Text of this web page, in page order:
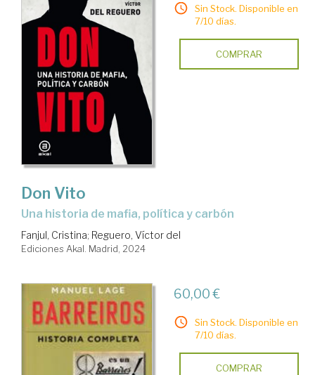
Sin Stock. Disponible en
7/10 días.
COMPRAR
Don Vito
Una historia de mafia, política y carbón
Fanjul, Cristina; Reguero, Víctor del
Ediciones Akal. Madrid, 2024
60,00 €
Sin Stock. Disponible en
7/10 días.
COMPRAR